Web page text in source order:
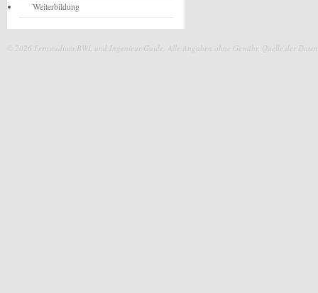
Weiterbildung
© 2026 Fernstudium BWL und Ingenieur Guide. Alle Angaben ohne Gewähr. Quelle der